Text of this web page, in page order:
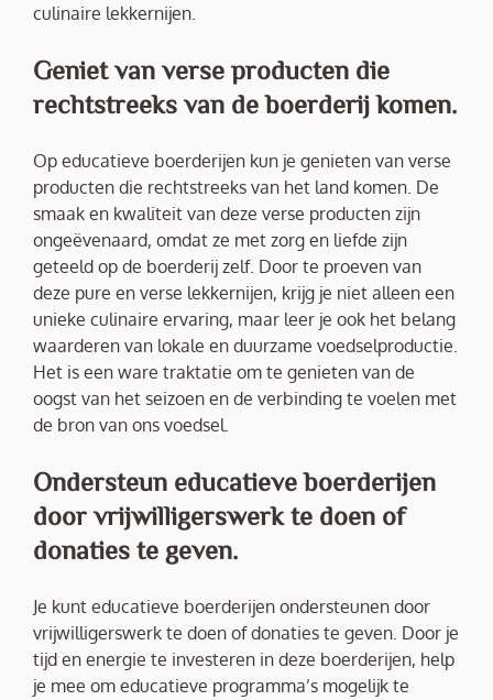
culinaire lekkernijen.
Geniet van verse producten die
rechtstreeks van de boerderij komen.
Op educatieve boerderijen kun je genieten van verse
producten die rechtstreeks van het land komen. De
smaak en kwaliteit van deze verse producten zijn
ongeëvenaard, omdat ze met zorg en liefde zijn
geteeld op de boerderij zelf. Door te proeven van
deze pure en verse lekkernijen, krijg je niet alleen een
unieke culinaire ervaring, maar leer je ook het belang
waarderen van lokale en duurzame voedselproductie.
Het is een ware traktatie om te genieten van de
oogst van het seizoen en de verbinding te voelen met
de bron van ons voedsel.
Ondersteun educatieve boerderijen
door vrijwilligerswerk te doen of
donaties te geven.
Je kunt educatieve boerderijen ondersteunen door
vrijwilligerswerk te doen of donaties te geven. Door je
tijd en energie te investeren in deze boerderijen, help
je mee om educatieve programma’s mogelijk te